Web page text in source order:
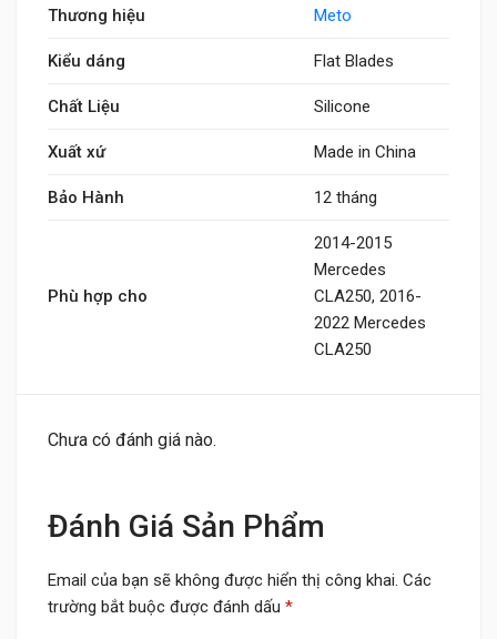
Thương hiệu Meto
Kiểu dáng Flat Blades
Chất Liệu Silicone
Xuất xứ Made in China
Bảo Hành 12 tháng
Phù hợp cho
2014-2015
Mercedes
CLA250, 2016-
2022 Mercedes
CLA250
Chưa có đánh giá nào.
Đánh Giá Sản Phẩm
Email của bạn sẽ không được hiển thị công khai. Các
trường bắt buộc được đánh dấu *